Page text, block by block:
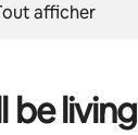
afficher
be living